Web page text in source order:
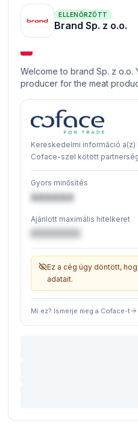
ELLENŐRZÖTT
Brand Sp. z o.o.
Welcome to brand Sp. z o.o.
producer for the meat
Kereskedelmi információ a(z)
Coface-szel kötött
Gyors minősítés
XXXXXX
Ajánlott maximális hitelkeret
€XXXXXX
Ez a cég úgy döntött,
adatait.
Mi ez? Ismerje meg a Coface-t